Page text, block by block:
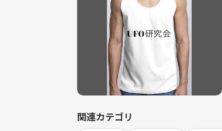
関連カテゴリ